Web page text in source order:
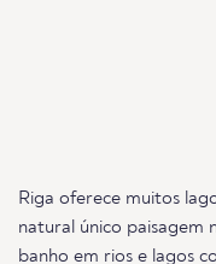
Riga oferece muitos
natural único paisagem
banho em rios e lagos